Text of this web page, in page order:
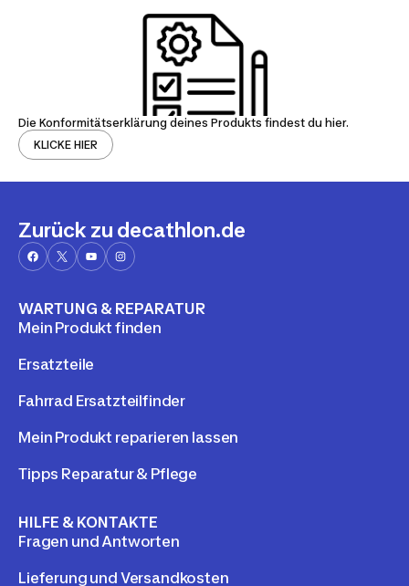
Die Konformitätserklärung deines Produkts findest du hier.
KLICKE HIER
Zurück zu decathlon.de
WARTUNG & REPARATUR
Mein Produkt finden
Ersatzteile
Fahrrad Ersatzteilfinder
Mein Produkt reparieren lassen
Tipps Reparatur & Pflege
HILFE & KONTAKTE
Fragen und Antworten
Lieferung und Versandkosten